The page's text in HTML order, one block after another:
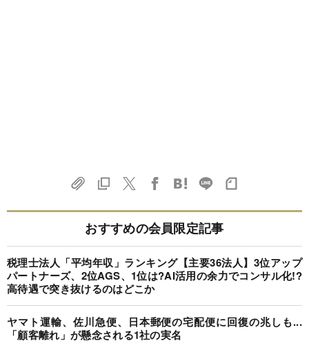
おすすめの会員限定記事
税理士法人「平均年収」ランキング【主要36法人】3位アップ
パートナーズ、2位AGS、1位は?AI活用の余力でコンサル化!?
高待遇で突き抜けるのはどこか
ヤマト運輸、佐川急便、日本郵便の宅配便に回復の兆しも...
「顧客離れ」が懸念される1社の実名